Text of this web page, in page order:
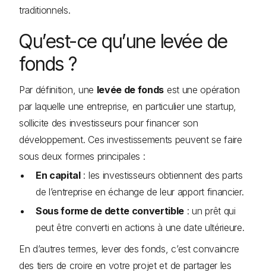
traditionnels.
Qu’est-ce qu’une levée de
fonds ?
Par définition, une levée de fonds est une opération
par laquelle une entreprise, en particulier une startup,
sollicite des investisseurs pour financer son
développement. Ces investissements peuvent se faire
sous deux formes principales :
En capital: les investisseurs obtiennent des parts
de l’entreprise en échange de leur apport financier.
Sous forme de dette convertible : un prêt qui
peut être converti en actions à une date ultérieure.
En d’autres termes, lever des fonds, c’est convaincre
des tiers de croire en votre projet et de partager les